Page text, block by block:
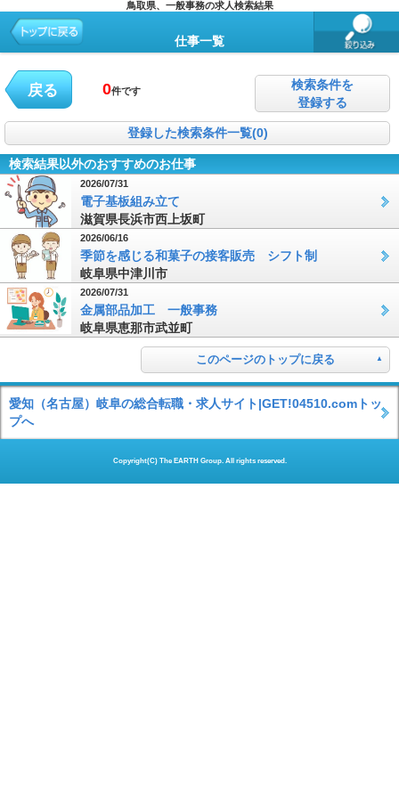
鳥取県、一般事務の求人検索結果
仕事一覧
戻る 0件です
検索条件を
登録する
登録した検索条件一覧(0)
検索結果以外のおすすめのお仕事
2026/07/31
電子基板組み立て
滋賀県長浜市西上坂町
2026/06/16
季節を感じる和菓子の接客販売 シフト制
岐阜県中津川市
2026/07/31
金属部品加工 一般事務
岐阜県恵那市武並町
このページのトップに戻る
愛知（名古屋）岐阜の総合転職・求人サイト|GET!04510.comトッ
プへ
Copyright(C) The EARTH Group. All rights reserved.